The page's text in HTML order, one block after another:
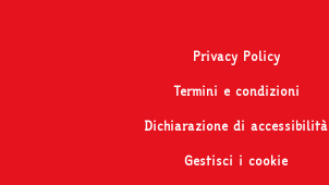
Privacy Policy
Termini e condizioni
Dichiarazione di accessibilità
Gestisci i cookie